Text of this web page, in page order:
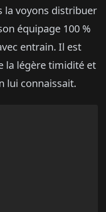
la voyons distribuer
équipage 100 %
entrain. Il est
la légère timidité et
lui connaissait.